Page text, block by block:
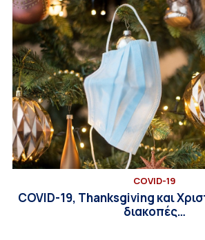
COVID-19
COVID-19, Thanksgiving και
διακοπές…